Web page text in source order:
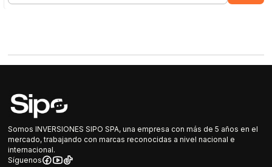
Somos INVERSIONES SIPO SPA, una empresa con más de 5 años en el
mercado, trabajando con marcas reconocidas a nivel nacional e
internacional.
Síguenos